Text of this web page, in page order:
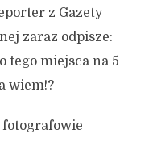
z Gazety
zaraz odpisze:
tego miejsca na 5
wiem!?